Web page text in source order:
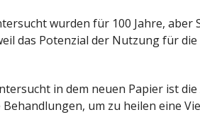
wurden für 100 Jahre, aber
das Potenzial der Nutzung für
in dem neuen Papier ist
um zu heilen eine